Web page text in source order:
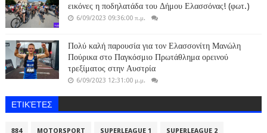
εικόνες η ποδηλατάδα του Δήμου Ελασσόνας! (φωτ.)
6/09/2023 09:36:00 π.μ.
Πολύ καλή παρουσία για τον Ελασσονίτη Μανώλη
Πούρικα στο Παγκόσμιο Πρωτάθλημα ορεινού
τρεξίματος στην Αυστρία
6/09/2023 12:31:00 μ.μ.
ΕΤΙΚΈΤΕΣ
884 MOTORSPORT SUPERLEAGUE 1 SUPERLEAGUE 2